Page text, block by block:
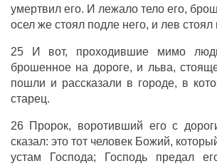
умертвилего. И лежало тело его,
оселже стоялподле него, и лев стоял
25 И вот, проходившие мимо
брошенноена дороге, и льва,
пошли и рассказали в городе, в
старец.
26 Пророк, воротивший его с
сказал: это тот человек Божий,
устам
Господа; Господь предал